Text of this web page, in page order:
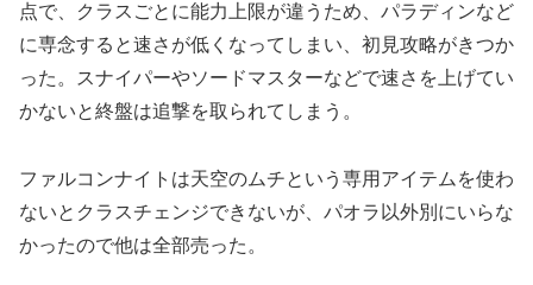
点で、クラスごとに能力上限が違うため、パラディンなど
に専念すると速さが低くなってしまい、初見攻略がきつか
った。スナイパーやソードマスターなどで速さを上げてい
かないと終盤は追撃を取られてしまう。
ファルコンナイトは天空のムチという専用アイテムを使わ
ないとクラスチェンジできないが、パオラ以外別にいらな
かったので他は全部売った。